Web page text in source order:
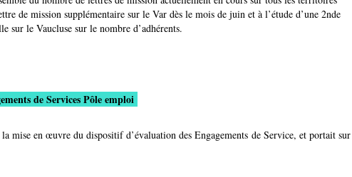
de mission supplémentaire sur le Var dès le mois de juin et à l’étude d’une 2nde
sur le Vaucluse sur le nombre d’adhérents.
de Services Pôle emploi
la mise en œuvre du dispositif d’évaluation des Engagements de Service, et portait sur